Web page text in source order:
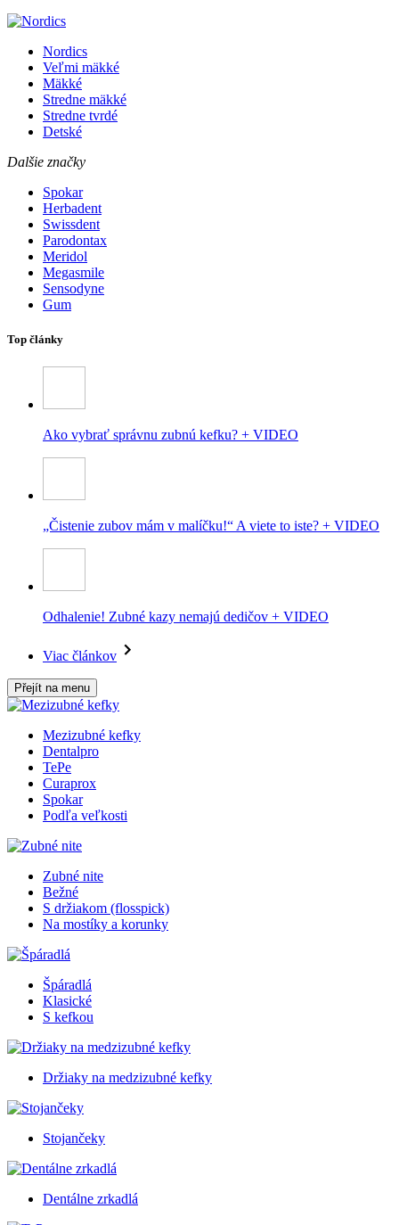
Nordics
Veľmi mäkké
Mäkké
Stredne mäkké
Stredne tvrdé
Detské
Dalšie značky
Spokar
Herbadent
Swissdent
Parodontax
Meridol
Megasmile
Sensodyne
Gum
Top články
Ako vybrať správnu zubnú kefku? + VIDEO
„Čistenie zubov mám v malíčku!“ A viete to iste? + VIDEO
Odhalenie! Zubné kazy nemajú dedičov + VIDEO
Viac článkov
Přejít na menu
Mezizubné kefky
Dentalpro
TePe
Curaprox
Spokar
Podľa veľkosti
Zubné nite
Bežné
S držiakom (flosspick)
Na mostíky a korunky
Špáradlá
Klasické
S kefkou
Držiaky na medzizubné kefky
Stojančeky
Dentálne zrkadlá